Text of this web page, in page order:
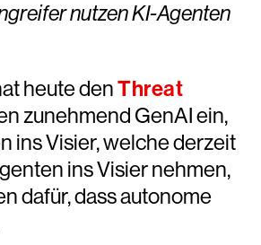
nutzen KI-Agenten
heute denThreat
zunehmend GenAI ein,
ins Visier, welche derzeit
ins Visier nehmen,
dafür, dass autonome